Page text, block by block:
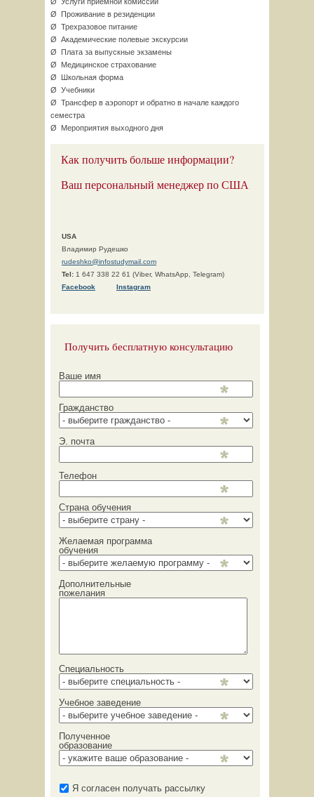
Ø Проживание в резиденции
Ø Трехразовое питание
Ø Академические полевые экскурсии
Ø Плата за выпускные экзамены
Ø Медицинское страхование
Ø Школьная форма
Ø Учебники
Ø Трансфер в аэропорт и обратно в начале каждого
семестра
Ø Мероприятия выходного дня
Как получить больше информации?
Ваш персональный менеджер по США
USA
Владимир Рудешко
rudeshko@infostudymail.com
Tel: 1 647 338 22 61 (Viber, WhatsApp, Telegram)
Facebook Instagram
Получить бесплатную консультацию
Ваше имя
Гражданство
Э. почта
Телефон
Страна обучения
Желаемая программа
обучения
Дополнительные
пожелания
Специальность
Учебное заведение
Полученное
образование
Я согласен получать рассылку